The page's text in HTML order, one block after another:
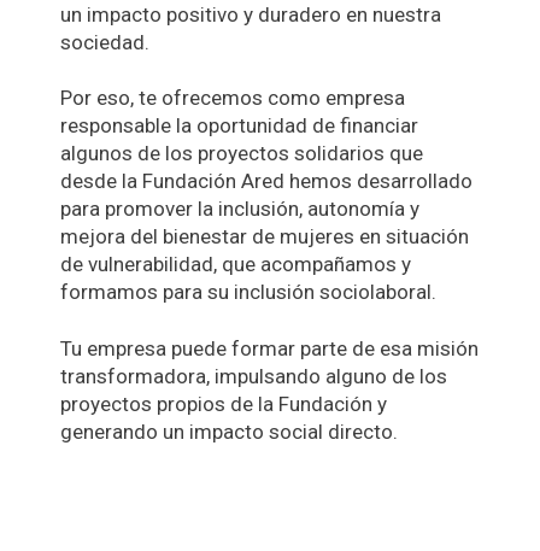
un impacto positivo y duradero en nuestra
sociedad.
Por eso, te ofrecemos como empresa
responsable la oportunidad de financiar
algunos de los proyectos solidarios que
desde la Fundación Ared hemos desarrollado
para promover la inclusión, autonomía y
mejora del bienestar de mujeres en situación
de vulnerabilidad, que acompañamos y
formamos para su inclusión sociolaboral.
Tu empresa puede formar parte de esa misión
transformadora, impulsando alguno de los
proyectos propios de la Fundación y
generando un impacto social directo.